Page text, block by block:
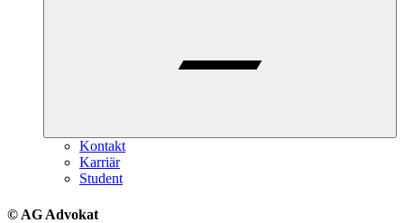
Kontakt
Karriär
Student
© AG Advokat